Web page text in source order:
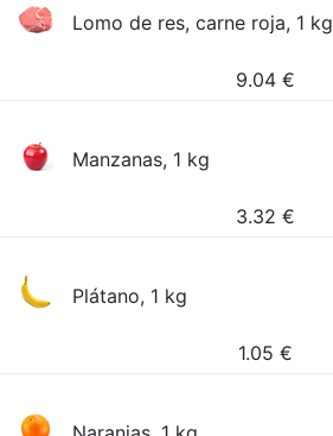
Lomo de res, carne roja, 1 kg
9.04 €
Manzanas, 1 kg
3.32 €
Plátano, 1 kg
1.05 €